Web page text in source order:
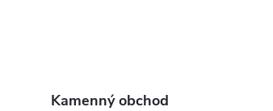
Kamenný obchod